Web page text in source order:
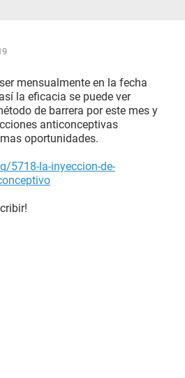
mensualmente en la fecha
la eficacia se puede ver
de barrera por este mes y
anticonceptivas
oportunidades.
5718-la-inyeccion-de-